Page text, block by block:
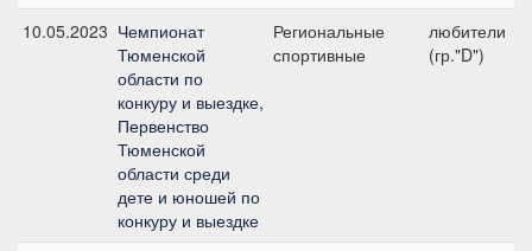
10.05.2023 Чемпионат
Тюменской
области по
конкуру и выездке,
Первенство
Тюменской
области среди
дете и юношей по
конкуру и выездке
Региональные
спортивные
любители
(гр."D")